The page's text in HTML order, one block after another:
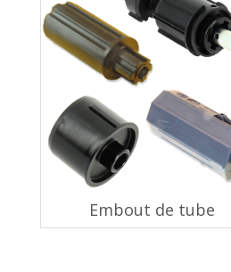
Embout de tube